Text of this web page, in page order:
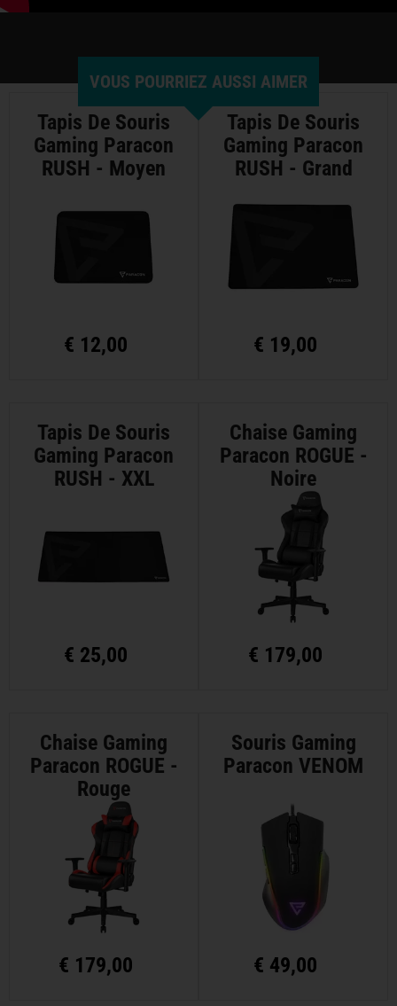
VOUS POURRIEZ AUSSI AIMER
Tapis De Souris
Gaming Paracon
RUSH - Moyen
€ 12,00
Tapis De Souris
Gaming Paracon
RUSH - Grand
€ 19,00
Tapis De Souris
Gaming Paracon
RUSH - XXL
€ 25,00
Chaise Gaming
Paracon ROGUE -
Noire
€ 179,00
Chaise Gaming
Paracon ROGUE -
Rouge
€ 179,00
Souris Gaming
Paracon VENOM
€ 49,00